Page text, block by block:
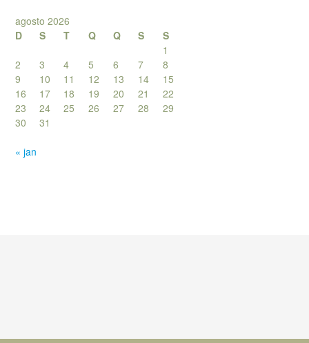
agosto 2026
D
S T Q Q S
S
1
2
3 4 5 6 7
8
9
10 11 12 13 14
15
16
17 18 19 20 21
22
23
24 25 26 27 28
29
30
31
« jan